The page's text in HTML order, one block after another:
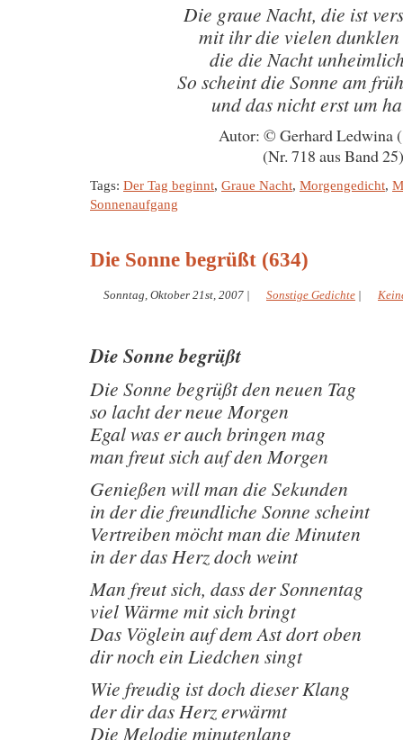
Die graue Nacht, die ist
mit ihr die vielen dunklen
die die Nacht
So scheint die Sonne am
und das nicht erst um
Autor: © Gerhard Ledwina
(Nr. 718 aus Band 25)
Tags: Der Tag beginnt, Graue Nacht, Morgengedicht,
Sonnenaufgang
Die Sonne begrüßt (634)
Sonntag, Oktober 21st, 2007 | Sonstige Gedichte |
Die Sonne begrüßt
Die Sonne begrüßt den neuen Tag
so lacht der neue Morgen
Egal was er auch bringen mag
man freut sich auf den Morgen
Genießen will man die Sekunden
in der die freundliche Sonne scheint
Vertreiben möcht man die Minuten
in der das Herz doch weint
Man freut sich, dass der Sonnentag
viel Wärme mit sich bringt
Das Vöglein auf dem Ast dort oben
dir noch ein Liedchen singt
Wie freudig ist doch dieser Klang
der dir das Herz erwärmt
Die Melodie minutenlang